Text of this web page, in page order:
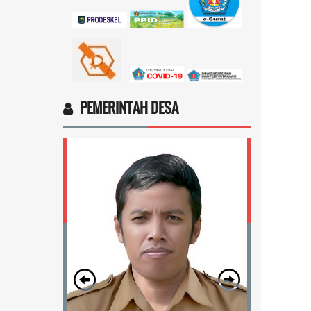
17 November 2025 11:18:28
selengkapnya
PEMERINTAH DESA